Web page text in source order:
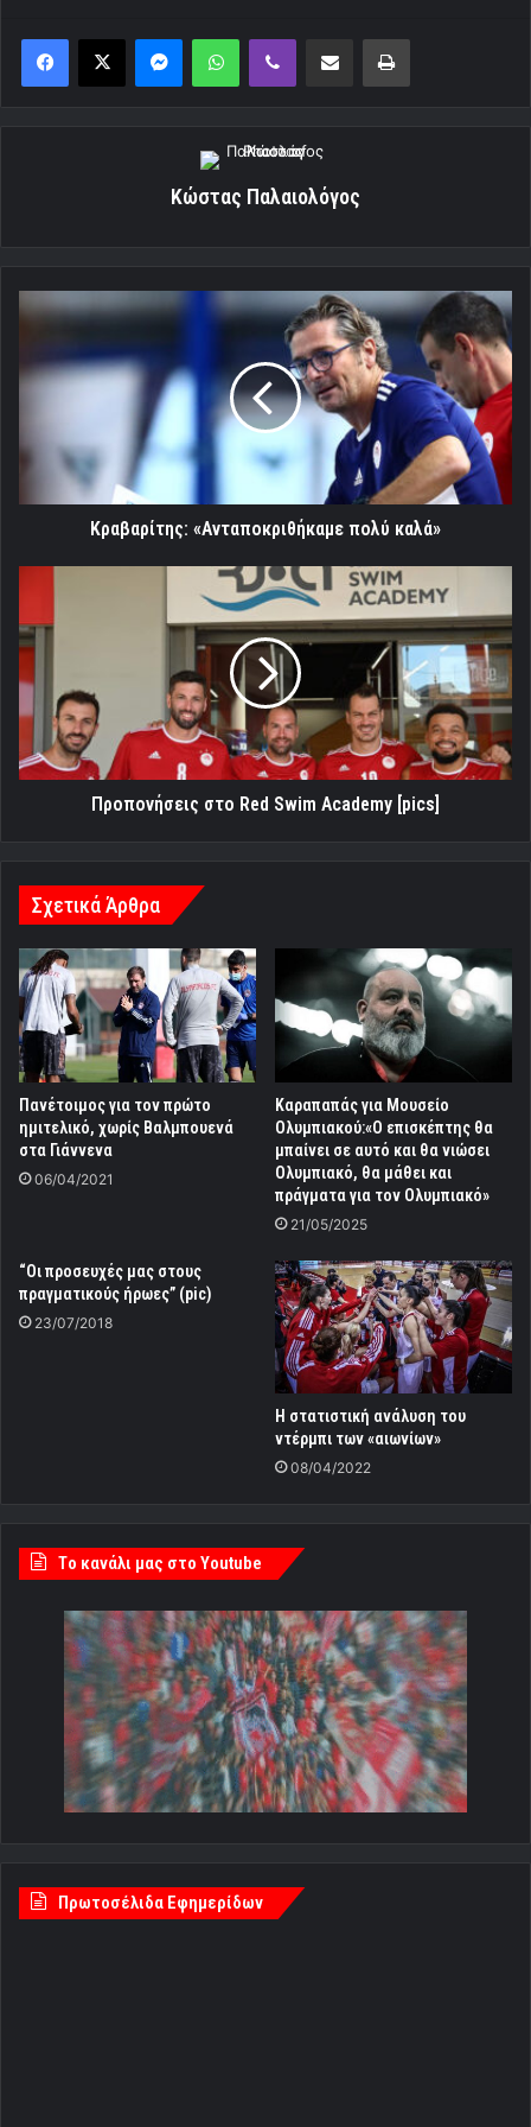
MessengerWhatsAppViber Κοινοποίηση μέσω ηλεκτρονικού ταχυδρομείουΕκτύπωση
Κώστας Παλαιολόγος
Κραβαρίτης:
καλά»
Κραβαρίτης: «Ανταποκριθήκαμε πολύ καλά»
Red
Swim
Academy
[pics]
Προπονήσεις στο Red Swim Academy [pics]
Σχετικά Άρθρα
Πανέτοιμος για τον πρώτο
ημιτελικό, χωρίς Βαλμπουενά
στα Γιάννενα
06/04/2021
Καραπαπάς για Μουσείο
Ολυμπιακού:«Ο επισκέπτης θα
μπαίνει σε αυτό και θα νιώσει
Ολυμπιακό, θα μάθει και
πράγματα για τον Ολυμπιακό»
21/05/2025
“Οι προσευχές μας στους
πραγματικούς ήρωες” (pic)
23/07/2018
Η στατιστική ανάλυση του
ντέρμπι των «αιωνίων»
08/04/2022
Tο κανάλι μας στο Youtube
Πρωτοσέλιδα Εφημερίδων